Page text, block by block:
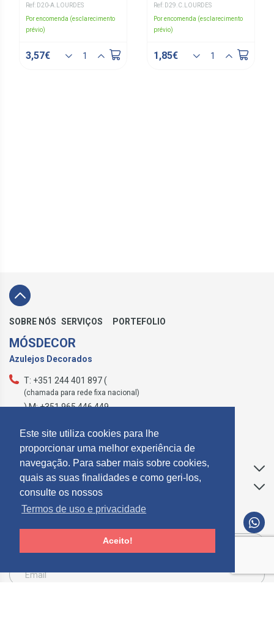
Este site utiliza cookies para lhe
proporcionar uma melhor experiência de
navegação. Para saber mais sobre cookies,
quais as suas finalidades e como geri-los,
consulte os nossos
Termos de uso e privacidade
Aceito!
Ref: D20-A.LOURDES
Por encomenda (esclarecimento
prévio)
3,57€
Ref: D29.C.LOURDES
Por encomenda (esclarecimento
prévio)
1,85€
SOBRE NÓS SERVIÇOS PORTEFOLIO
MÓSDECOR
Azulejos Decorados
T: +351 244 401 897 (
(chamada para rede fixa nacional)
) M: +351 965 446 449
Apoio ao Cliente
Informações
SUBCREVER NEWSLETTER